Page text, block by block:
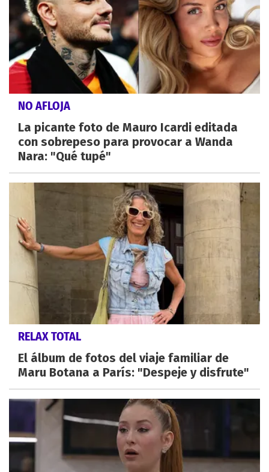
NO AFLOJA
La picante foto de Mauro Icardi editada
con sobrepeso para provocar a Wanda
Nara: "Qué tupé"
RELAX TOTAL
El álbum de fotos del viaje familiar de
Maru Botana a París: "Despeje y disfrute"